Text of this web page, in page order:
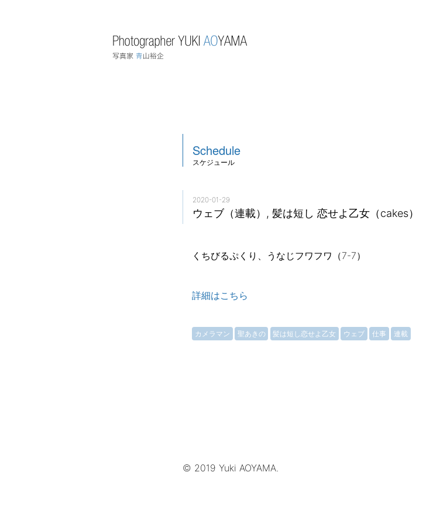
Schedule
スケジュール
2020-01-29
ウェブ（連載）, 髪は短し 恋せよ乙女（cakes）
くちびるぷくり、うなじフワフワ（7-7）
詳細はこちら
カメラマン 聖あきの 髪は短し恋せよ乙女 ウェブ 仕事 連載
© 2019 Yuki AOYAMA.